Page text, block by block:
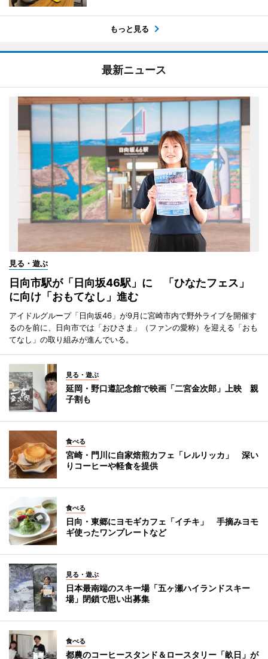
もっと見る
最新ニュース
見る・遊ぶ
日向市駅が「日向坂46駅」に 「ひなたフェス」
に向け「おもてなし」進む
アイドルグループ「日向坂46」が9月に宮崎市内で野外ライブを開催す
るのを前に、日向市では「おひさま」（ファンの愛称）を迎える「おも
てなし」の取り組みが進んでいる。
見る・遊ぶ
延岡・野口遵記念館で映画「二宮金次郎」上映 親
子割も
食べる
宮崎・門川に自家焙煎カフェ「レルリッカ」 深い
りコーヒーや軽食を提供
食べる
日向・東郷にヨモギカフェ「イチキ」 手摘みヨモ
ギ使ったワンプレートなど
見る・遊ぶ
日本最南端のスキー場「五ヶ瀬ハイランドスキー
場」閉鎖で思い出募集
食べる
都農のコーヒースタンド＆ロースタリー「畝日」が